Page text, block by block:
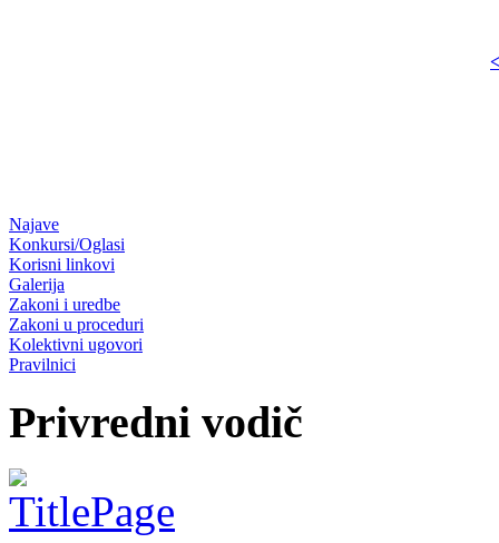
Najave
Konkursi/Oglasi
Korisni linkovi
Galerija
Zakoni i uredbe
Zakoni u proceduri
Kolektivni ugovori
Pravilnici
Privredni vodič